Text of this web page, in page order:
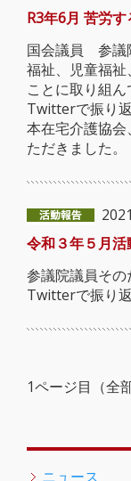
R3年6月 苦労す
国会議員 参議
福祉、児童福
ことに取り組
Twitterで振り
本在宅介護協
ただきました。
令和３年５月活
参議院議員そ
Twitterで振り返
1ページ目（全
ニュース